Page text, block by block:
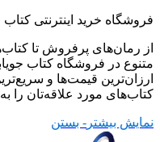
فروشگاه خرید اینترنتی کتاب
از رمان‌های پرفروش تا
متنوع در فروشگاه کتاب
ارزان‌ترین قیمت‌ها و
کتاب‌های مورد علاقه‌تان را
نمایش بیشتر - بستن